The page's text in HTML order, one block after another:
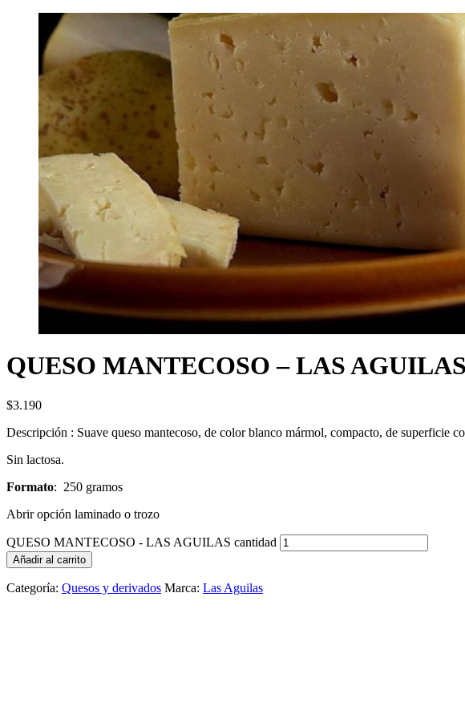
QUESO MANTECOSO – LAS AGUILAS
$3.190
Descripción : Suave queso mantecoso, de color blanco mármol, compacto, de superficie
Sin lactosa.
Formato: 250 gramos
Abrir opción laminado o trozo
QUESO MANTECOSO - LAS AGUILAS cantidad
Añadir al carrito
Categoría: Quesos y derivados Marca: Las Aguilas